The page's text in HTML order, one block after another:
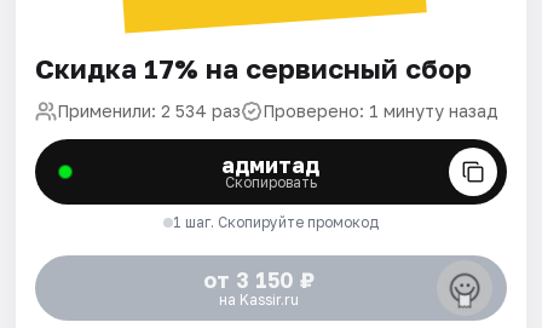
Скидка 17% на сервисный сбор
Применили: 2 534 раз Проверено: 1 минуту назад
адмитад
Скопировать
1 шаг. Скопируйте промокод
от 3 150 ₽
на Kassir.ru